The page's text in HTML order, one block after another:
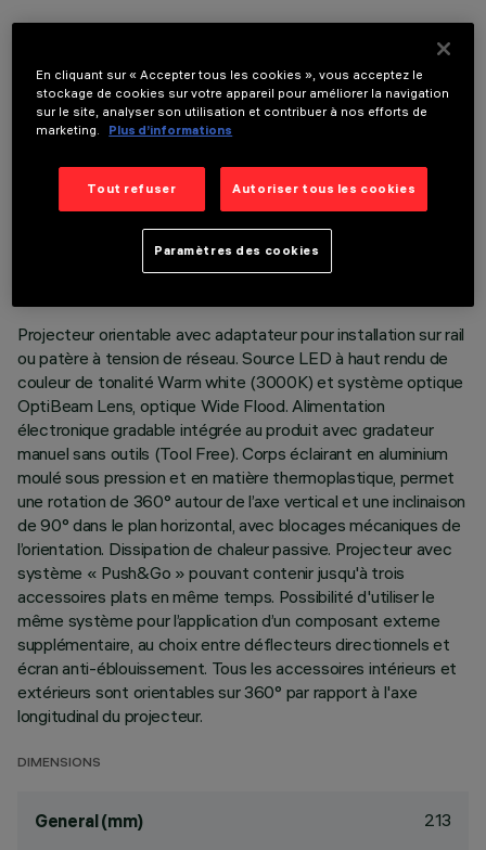
DONNÉES TECHNIQUES
Projecteur orientable avec adaptateur pour installation sur rail
ou patère à tension de réseau. Source LED à haut rendu de
couleur de tonalité Warm white (3000K) et système optique
OptiBeam Lens, optique Wide Flood. Alimentation
électronique gradable intégrée au produit avec gradateur
manuel sans outils (Tool Free). Corps éclairant en aluminium
moulé sous pression et en matière thermoplastique, permet
une rotation de 360° autour de l’axe vertical et une inclinaison
de 90° dans le plan horizontal, avec blocages mécaniques de
l’orientation. Dissipation de chaleur passive. Projecteur avec
système « Push&Go » pouvant contenir jusqu'à trois
accessoires plats en même temps. Possibilité d'utiliser le
même système pour l’application d’un composant externe
supplémentaire, au choix entre déflecteurs directionnels et
écran anti-éblouissement. Tous les accessoires intérieurs et
extérieurs sont orientables sur 360° par rapport à l'axe
longitudinal du projecteur.
DIMENSIONS
General (mm) 213
En cliquant sur « Accepter tous les cookies », vous acceptez le
stockage de cookies sur votre appareil pour améliorer la navigation
sur le site, analyser son utilisation et contribuer à nos efforts de
marketing.
Plus d’informations
Tout refuser Autoriser tous les cookies
Paramètres des cookies